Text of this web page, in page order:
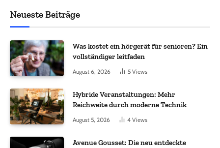
Neueste Beiträge
Was kostet ein hörgerät für senioren? Ein
vollständiger leitfaden
August 6, 2026 5 Views
Hybride Veranstaltungen: Mehr
Reichweite durch moderne Technik
August 5, 2026 4 Views
Avenue Gousset: Die neu entdeckte